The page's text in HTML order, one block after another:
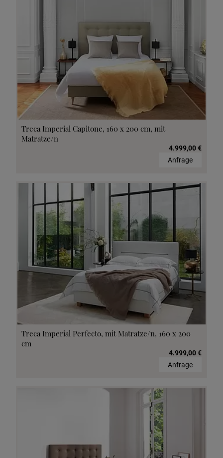
Treca Imperial Capitone, 160 x 200 cm, mit
Matratze/n
4.999,00 €
Anfrage
Treca Imperial Perfecto, mit Matratze/n, 160 x 200
cm
4.999,00 €
Anfrage